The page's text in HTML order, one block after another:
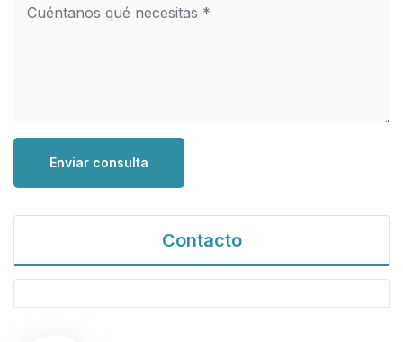
Enviar consulta
Contacto